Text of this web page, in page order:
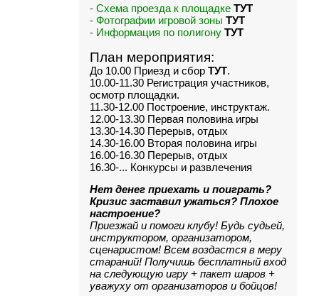
- Схема проезда к площадке ТУТ
- Фотографии игровой зоны ТУТ
- Информация по полигону ТУТ
План мероприятия:
До 10.00 Приезд и сбор ТУТ.
10.00-11.30 Регистрация участников,
осмотр площадки.
11.30-12.00 Построение, инструктаж.
12.00-13.30 Первая половина игры
13.30-14.30 Перерыв, отдых
14.30-16.00 Вторая половина игры
16.00-16.30 Перерыв, отдых
16.30-... Конкурсы и развлечения
Нет денег приехать и поиграть?
Кризис заставил ужаться? Плохое
настроение?
Приезжай и помоги клубу! Будь судьей,
инструктором, организатором,
сценаристом! Всем воздастся в меру
стараний! Получишь бесплатный вход
на следующую игру + пакет шаров +
уважуху от организаторов и бойцов!